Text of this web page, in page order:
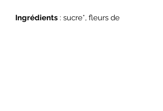
Ingrédients : sucre*, fleurs de